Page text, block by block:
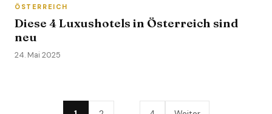
ÖSTERREICH
Diese 4 Luxushotels in Österreich sind
neu
24. Mai 2025